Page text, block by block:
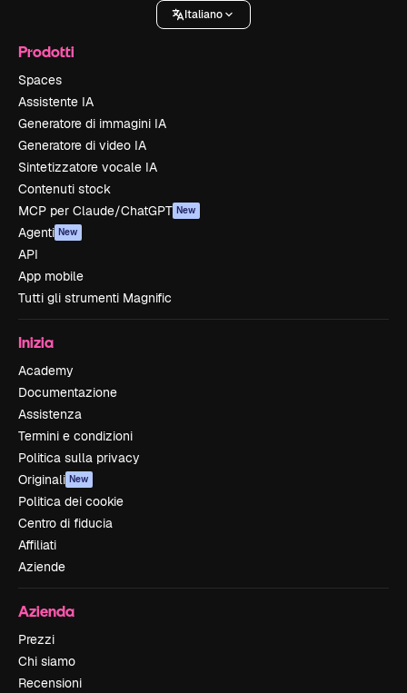
Italiano
Prodotti
Spaces
Assistente IA
Generatore di immagini IA
Generatore di video IA
Sintetizzatore vocale IA
Contenuti stock
MCP per Claude/ChatGPT New
Agenti New
API
App mobile
Tutti gli strumenti Magnific
Inizia
Academy
Documentazione
Assistenza
Termini e condizioni
Politica sulla privacy
Originali New
Politica dei cookie
Centro di fiducia
Affiliati
Aziende
Azienda
Prezzi
Chi siamo
Recensioni